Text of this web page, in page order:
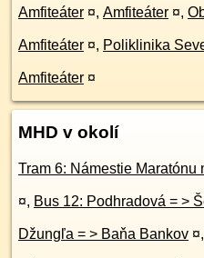
Amfiteáter ¤, Amfiteáter ¤,
Amfiteáter ¤, Poliklinika
Amfiteáter ¤
MHD v okolí
¤,
Džungľa = > Baňa Bankov ¤,